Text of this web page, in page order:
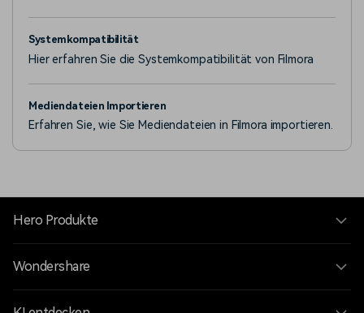
Funktion Auto-Reframe in Wondershare Filmora 10.2 für
Mac! So sparen Sie wertvolle Bearbeitungszeit.
Systemkompatibilität
Hier erfahren Sie die Systemkompatibilität von Filmora
Mediendateien Importieren
Erfahren Sie, wie Sie Mediendateien in Filmora importieren.
Hero Produkte
Wondershare